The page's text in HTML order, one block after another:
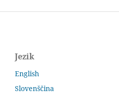
Jezik
English
Slovenščina